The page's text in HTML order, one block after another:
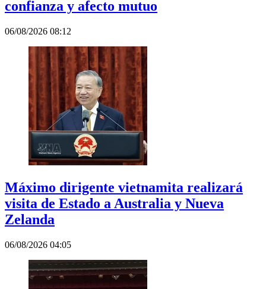
confianza y afecto mutuo
06/08/2026 08:12
Máximo dirigente vietnamita realizará
visita de Estado a Australia y Nueva
Zelanda
06/08/2026 04:05